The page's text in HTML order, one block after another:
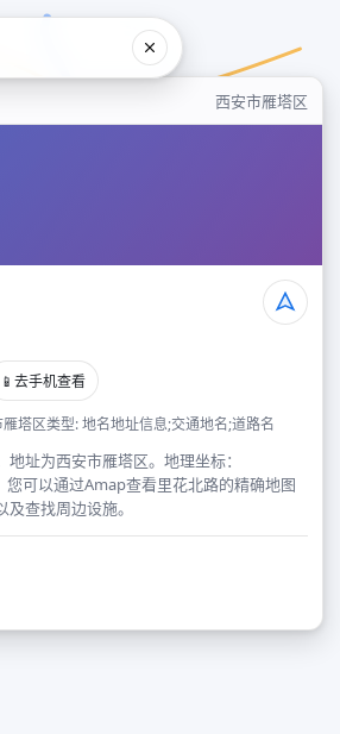
西安市雁塔区
📱 去手机查看
塔区类型: 地名地址信息;交通地名;道路名
址为西安市雁塔区。地理坐标：
您可以通过Amap查看里花北路的精确地图
查找周边设施。